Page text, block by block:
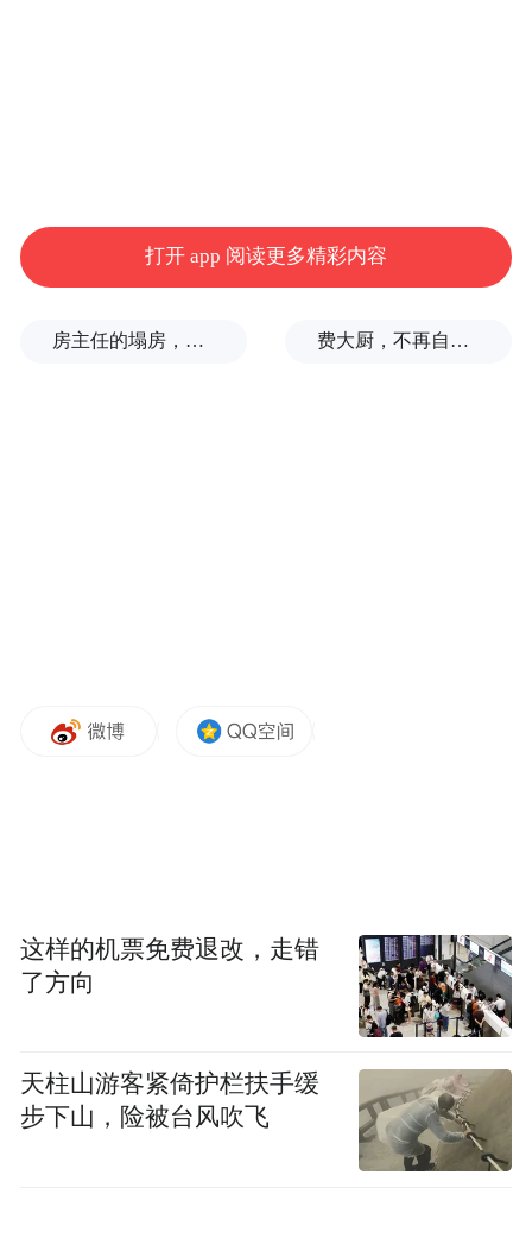
打开 app 阅读更多精彩内容
房主任的塌房，一场“人设露馅” 费大厨，不再自称大王
这样的机票免费退改，走错
了方向
天柱山游客紧倚护栏扶手缓
步下山，险被台风吹飞